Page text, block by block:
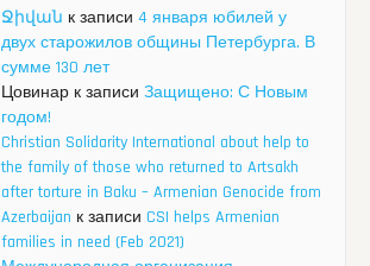
Ջիվան к записи 4 января юбилей у
двух старожилов общины Петербурга. В
сумме 130 лет
Цовинар к записи Защищено: С Новым
годом!
Christian Solidarity International about help to
the family of those who returned to Artsakh
after torture in Baku – Armenian Genocide from
Azerbaijan к записи CSI helps Armenian
families in need (Feb 2021)